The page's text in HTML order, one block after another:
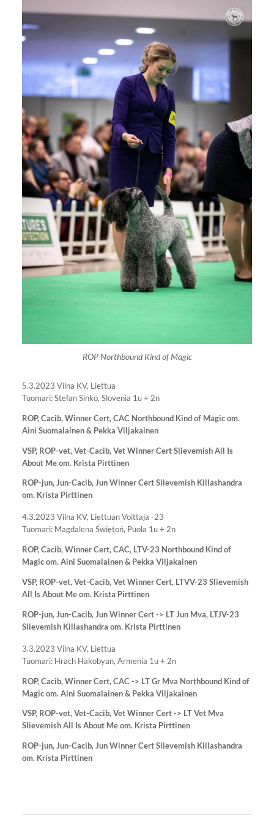
ROP Northbound Kind of Magic
5.3.2023 Vilna KV, Liettua
Tuomari: Stefan Sinko, Slovenia 1u + 2n
ROP, Cacib, Winner Cert, CAC Northbound Kind of Magic om.
Aini Suomalainen & Pekka Viljakainen
VSP, ROP-vet, Vet-Cacib, Vet Winner Cert Slievemish All Is
About Me om. Krista Pirttinen
ROP-jun, Jun-Cacib, Jun Winner Cert Slievemish Killashandra
om. Krista Pirttinen
4.3.2023 Vilna KV, Liettuan Voittaja -23
Tuomari: Magdalena Świętoń, Puola 1u + 2n
ROP, Cacib, Winner Cert, CAC, LTV-23 Northbound Kind of
Magic om. Aini Suomalainen & Pekka Viljakainen
VSP, ROP-vet, Vet-Cacib, Vet Winner Cert, LTVV-23 Slievemish
All Is About Me om. Krista Pirttinen
ROP-jun, Jun-Cacib, Jun Winner Cert -> LT Jun Mva, LTJV-23
Slievemish Killashandra om. Krista Pirttinen
3.3.2023 Vilna KV, Liettua
Tuomari: Hrach Hakobyan, Armenia 1u + 2n
ROP, Cacib, Winner Cert, CAC -> LT Gr Mva Northbound Kind of
Magic om. Aini Suomalainen & Pekka Viljakainen
VSP, ROP-vet, Vet-Cacib, Vet Winner Cert -> LT Vet Mva
Slievemish All Is About Me om. Krista Pirttinen
ROP-jun, Jun-Cacib, Jun Winner Cert Slievemish Killashandra
om. Krista Pirttinen